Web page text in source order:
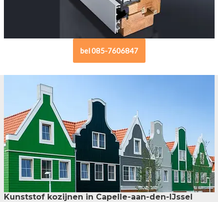
bel 085-7606847
Kunststof kozijnen in Capelle-aan-den-IJssel